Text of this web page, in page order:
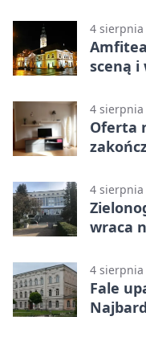
4 sierpnia
sceną i
4 sierpnia
Oferta
4 sierpnia
wraca
4 sierpnia
Fale